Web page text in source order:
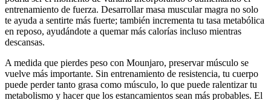
entrenamiento de fuerza. Desarrollar masa muscular magra no solo
te ayuda a sentirte más fuerte; también incrementa tu tasa metabólica
en reposo, ayudándote a quemar más calorías incluso mientras
descansas.
A medida que pierdes peso con Mounjaro, preservar músculo se
vuelve más importante. Sin entrenamiento de resistencia, tu cuerpo
puede perder tanto grasa como músculo, lo que puede ralentizar tu
metabolismo y hacer que los estancamientos sean más probables. El